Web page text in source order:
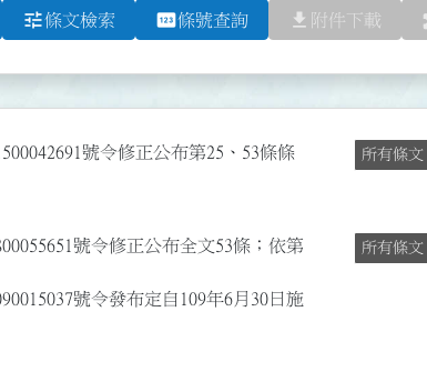
tune條文檢索 pin條號查詢 file_download 附件下載
號令修正公布第25、53條條
所有條文
號令修正公布全文53條；依第
號令發布定自109年6月30日施
所有條文